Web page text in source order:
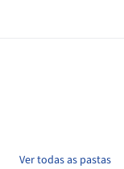
Ver todas as pastas